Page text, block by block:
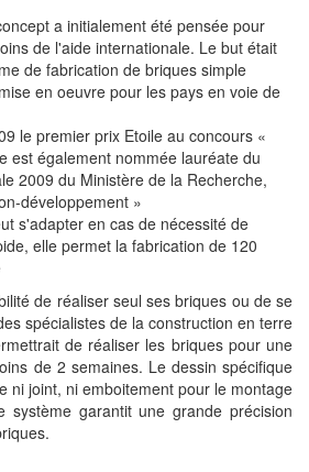
a initialement été pensée pour
de l'aide internationale. Le but était
de fabrication de briques simple
en oeuvre pour les pays en voie de
le premier prix Etoile au concours «
est également nommée lauréate du
2009 du Ministère de la Recherche,
développement »
s'adapter en cas de nécessité de
elle permet la fabrication de 120
de réaliser seul ses briques ou de se
spécialistes de la construction en terre
de réaliser les briques pour une
de 2 semaines. Le dessin spécifique
ni joint, ni emboitement pour le montage
système garantit une grande précision